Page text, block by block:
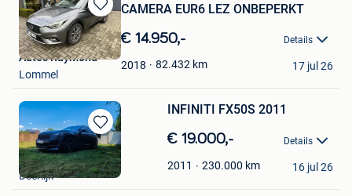
Bewaren
in
Mijn
Favorieten
CAMERA EUR6 LEZ ONBEPERKT
€ 14.950,- Details
2018 82.432 km
Auto's Raymond
Lommel
17 jul 26
Bewaren
in
Mijn
Favorieten
INFINITI FX50S 2011
€ 19.000,- Details
2011 230.000 km
Ferdinand
Deerlijk
16 jul 26